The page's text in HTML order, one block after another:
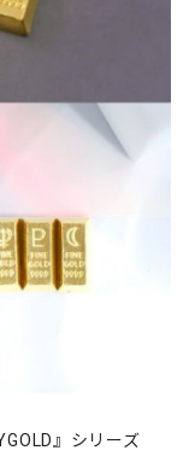
』シリーズ